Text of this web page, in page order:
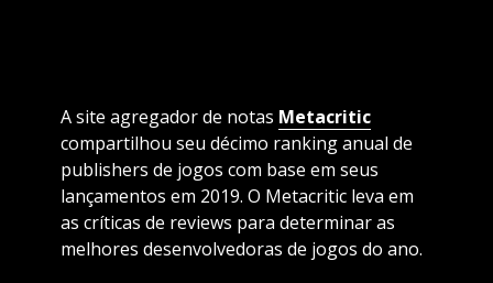
A site agregador de notas Metacritic
compartilhou seu décimo ranking anual de
publishers de jogos com base em seus
lançamentos em 2019. O Metacritic leva em
as críticas de reviews para determinar as
melhores desenvolvedoras de jogos do ano.